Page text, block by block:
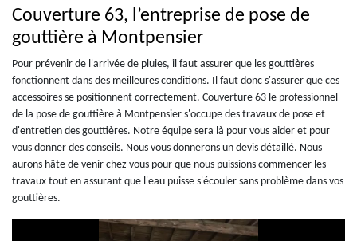
Couverture 63, l’entreprise de pose de
gouttière à Montpensier
Pour prévenir de l'arrivée de pluies, il faut assurer que les gouttières
fonctionnent dans des meilleures conditions. Il faut donc s'assurer que ces
accessoires se positionnent correctement. Couverture 63 le professionnel
de la pose de gouttière à Montpensier s'occupe des travaux de pose et
d'entretien des gouttières. Notre équipe sera là pour vous aider et pour
vous donner des conseils. Nous vous donnerons un devis détaillé. Nous
aurons hâte de venir chez vous pour que nous puissions commencer les
travaux tout en assurant que l'eau puisse s'écouler sans problème dans vos
gouttières.